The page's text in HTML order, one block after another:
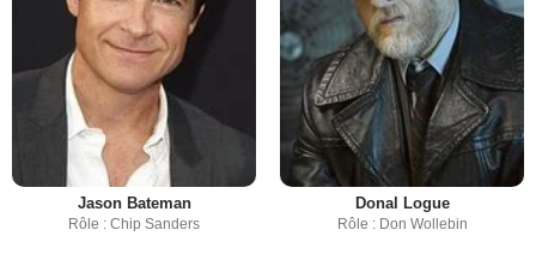
Jason Bateman
Rôle : Chip Sanders
Donal Logue
Rôle : Don Wollebin